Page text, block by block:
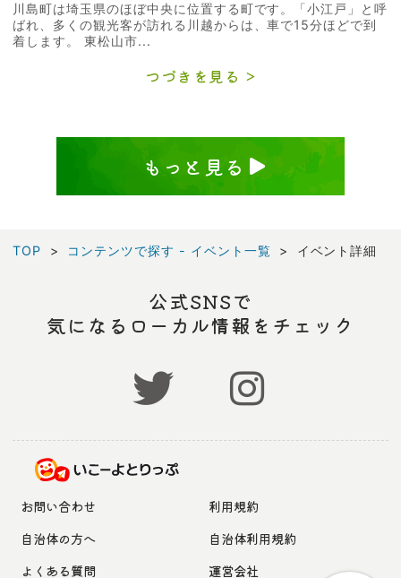
川島町は埼玉県のほぼ中央に位置する町です。「小江戸」と呼
ばれ、多くの観光客が訪れる川越からは、車で15分ほどで到
着します。 東松山市...
つづきを見る
もっと見る
TOP コンテンツで探す - イベント一覧 イベント詳細
公式SNSで
気になるローカル情報をチェック
お問い合わせ
利用規約
自治体の方へ
自治体利用規約
よくある質問
運営会社